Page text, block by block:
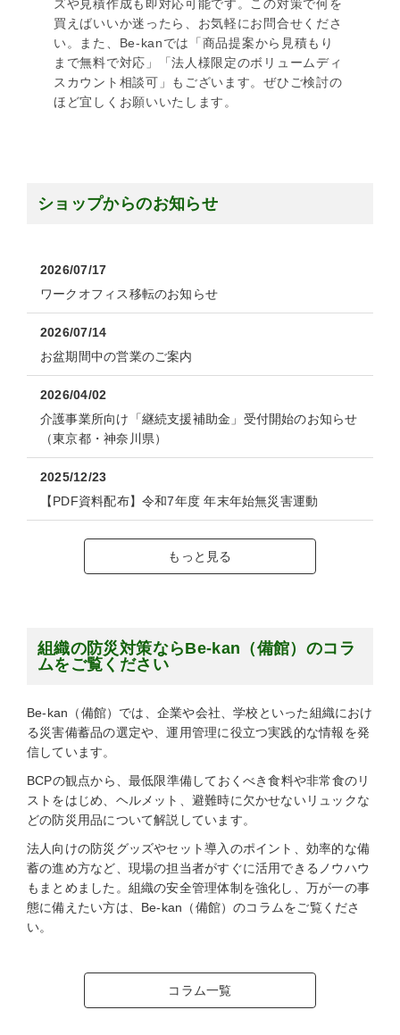
ズや見積作成も即対応可能です。この対策で何を
買えばいいか迷ったら、お気軽にお問合せくださ
い。また、Be-kanでは「商品提案から見積もり
まで無料で対応」「法人様限定のボリュームディ
スカウント相談可」もございます。ぜひご検討の
ほど宜しくお願いいたします。
ショップからのお知らせ
2026/07/17
ワークオフィス移転のお知らせ
2026/07/14
お盆期間中の営業のご案内
2026/04/02
介護事業所向け「継続支援補助金」受付開始のお知らせ
（東京都・神奈川県）
2025/12/23
【PDF資料配布】令和7年度 年末年始無災害運動
もっと見る
組織の防災対策ならBe-kan（備館）のコラ
ムをご覧ください
Be-kan（備館）では、企業や会社、学校といった組織におけ
る災害備蓄品の選定や、運用管理に役立つ実践的な情報を発
信しています。
BCPの観点から、最低限準備しておくべき食料や非常食のリ
ストをはじめ、ヘルメット、避難時に欠かせないリュックな
どの防災用品について解説しています。
法人向けの防災グッズやセット導入のポイント、効率的な備
蓄の進め方など、現場の担当者がすぐに活用できるノウハウ
もまとめました。組織の安全管理体制を強化し、万が一の事
態に備えたい方は、Be-kan（備館）のコラムをご覧くださ
い。
コラム一覧